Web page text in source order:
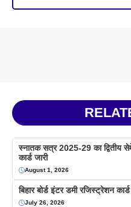
स्नातक सत्र 2025-29 का द्वितीय
कार्ड जारी
August 1, 2026
बिहार बोर्ड इंटर डमी रजिस्ट्रेशन
July 26, 2026